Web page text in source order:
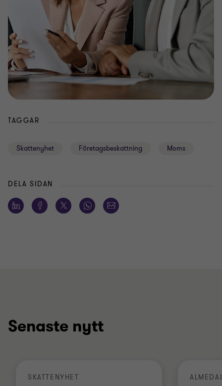
TAGGAR
Skattenyhet Företagsbeskattning Moms
DELA SIDAN
Senaste nytt
SKATTENYHET